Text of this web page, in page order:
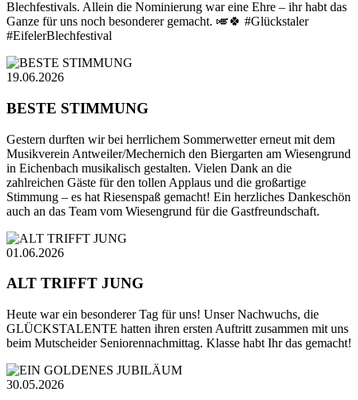
Blechfestivals. Allein die Nominierung war eine Ehre – ihr habt das
Ganze für uns noch besonderer gemacht. 🎺🍀 #Glückstaler
#EifelerBlechfestival
19.06.2026
BESTE STIMMUNG
Gestern durften wir bei herrlichem Sommerwetter erneut mit dem
Musikverein Antweiler/Mechernich den Biergarten am Wiesengrund
in Eichenbach musikalisch gestalten. Vielen Dank an die
zahlreichen Gäste für den tollen Applaus und die großartige
Stimmung – es hat Riesenspaß gemacht! Ein herzliches Dankeschön
auch an das Team vom Wiesengrund für die Gastfreundschaft.
01.06.2026
ALT TRIFFT JUNG
Heute war ein besonderer Tag für uns! Unser Nachwuchs, die
GLÜCKSTALENTE hatten ihren ersten Auftritt zusammen mit uns
beim Mutscheider Seniorennachmittag. Klasse habt Ihr das gemacht!
30.05.2026